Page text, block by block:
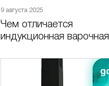
9 августа 2025
Чем отличается
индукционная варочная
электрической?